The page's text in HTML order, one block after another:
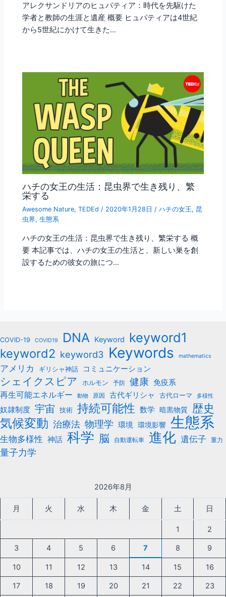
アレクサンドリアのヒュパティア：時代を先駆けた
学者と教師の生涯と遺産 概要 ヒュパティアは4世紀
から5世紀にかけて生きた…
ハチの女王の生活：昆虫界で生き残り、繁
栄する
Awesome Nature,TEDEd / 2020年1月28日/ハチの女王, 昆
虫界,生態系
ハチの女王の生活：昆虫界で生き残り、繁栄する 概
要 本記事では、ハチの女王の生活と、新しい巣を創
設するための彼女の旅につ…
COVID-19 COVID19 DNA Keyword keyword1
keyword2 keyword3 Keywords mathematics
アメリカ ギリシャ神話 コミュニケーション
シェイクスピア ホルモン 予防 健康 免疫系
再生可能エネルギー
動物 原因 古代ギリシャ 古代ローマ 多様性
奴隷制度 宇宙 技術 持続可能性 数学 暗黒物質 歴史
気候変動 治療法 物理学 環境 環境影響 生態系
生物多様性 神話 科学 脳 自動運転車 進化 遺伝子 重力
量子力学
2026年8月
月 火 水 木 金 土 日
1 2
3 4 5 6 7 8 9
10 11 12 13 14 15 16
17 18 19 20 21 22 23